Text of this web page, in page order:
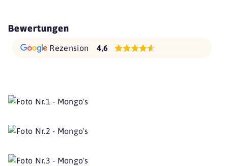
Bewertungen
Rezension 4,6